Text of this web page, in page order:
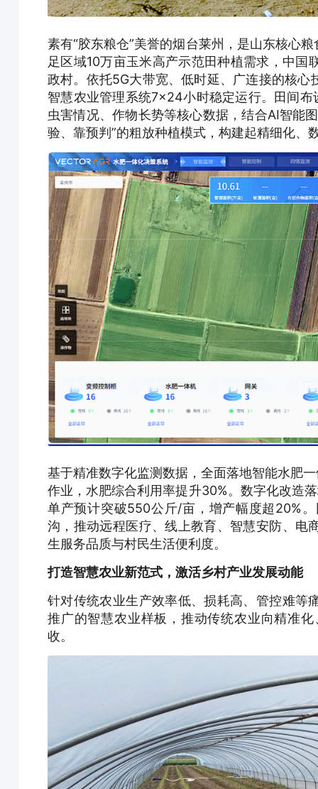
素有“胶东粮仓”美誉的烟台莱州，是山东核心
足区域10万亩玉米高产示范田种植需求，中国
政村。依托5G大带宽、低时延、广连接的核
智慧农业管理系统7×24小时稳定运行。田间
虫害情况、作物长势等核心数据，结合AI智能
验、靠预判”的粗放种植模式，构建起精细化、
基于精准数字化监测数据，全面落地智能水肥
作业，水肥综合利用率提升30%。数字化改造
单产预计突破550公斤/亩，增产幅度超20%
沟，推动远程医疗、线上教育、智慧安防、电
生服务品质与村民生活便利度。
打造智慧农业新范式，激活乡村产业发展动能
针对传统农业生产效率低、损耗高、管控难等
推广的智慧农业样板，推动传统农业向精准
收。